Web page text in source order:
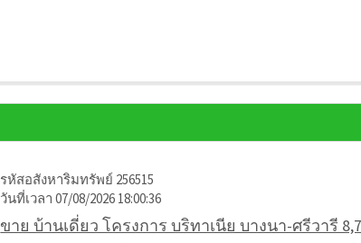
รหัสอสังหาริมทรัพย์ 256515
วันที่เวลา 07/08/2026 18:00:36
ขาย บ้านเดี่ยว โครงการ บริทาเนีย บางนา-ศรีวารี